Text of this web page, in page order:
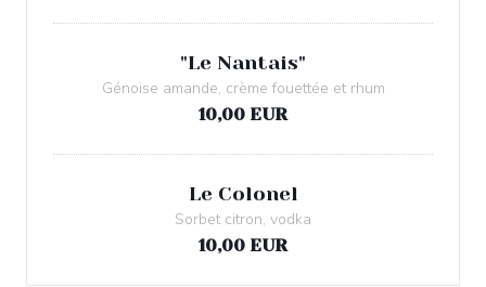
"Le Nantais"
Génoise amande, crème fouettée et rhum
10,00 EUR
Le Colonel
Sorbet citron, vodka
10,00 EUR